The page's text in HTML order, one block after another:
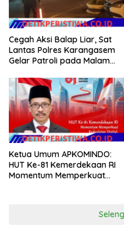
Cegah Aksi Balap Liar, Sat
Lantas Polres Karangasem
Gelar Patroli pada Malam
Ketua Umum APKOMINDO:
HUT Ke-81 Kemerdekaan RI
Momentum Memperkuat